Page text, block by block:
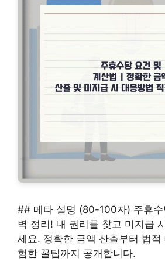
## 메타 설명 (80-100자) 주휴
벽 정리! 내 권리를 찾고 미지급
세요. 정확한 금액 산출부터 법적
험한 꿀팁까지 공개합니다.